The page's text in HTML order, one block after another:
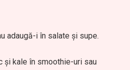
adaugă-i în salate și supe.
și kale în smoothie-uri sau